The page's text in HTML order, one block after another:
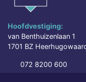
Hoofdvestiging:
van Benthuizenlaan 1
1701 BZ
072 8200 600